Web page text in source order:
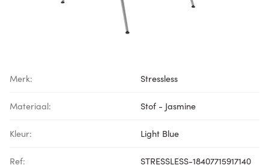
Merk: Stressless
Materiaal: Stof - Jasmine
Kleur: Light Blue
Ref: STRESSLESS-18407715917140